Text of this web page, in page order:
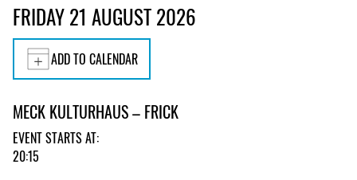
FRIDAY 21 AUGUST 2026
ADD TO CALENDAR
MECK KULTURHAUS – FRICK
EVENT STARTS AT:
20:15